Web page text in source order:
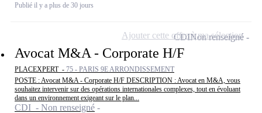
Publié il y a plus de 30 jours
Avocat M&A - Corporate H/F
PLACEXPERT - 75 - PARIS 9E ARRONDISSEMENT
POSTE : Avocat M&A - Corporate H/F DESCRIPTION : Avocat en M&A, vous
souhaitez intervenir sur des opérations internationales complexes, tout en évoluant
dans un environnement exigeant sur le plan...
CDI - Non renseigné
CDINon renseigné
Ajouter cette offre à ma sélection